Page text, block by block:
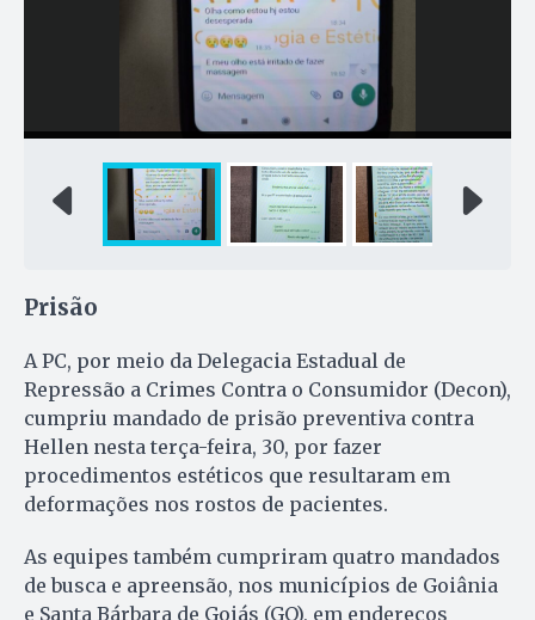
Prisão
A PC, por meio da Delegacia Estadual de
Repressão a Crimes Contra o Consumidor (Decon),
cumpriu mandado de prisão preventiva contra
Hellen nesta terça-feira, 30, por fazer
procedimentos estéticos que resultaram em
deformações nos rostos de pacientes.
As equipes também cumpriram quatro mandados
de busca e apreensão, nos municípios de Goiânia
e Santa Bárbara de Goiás (GO), em endereços